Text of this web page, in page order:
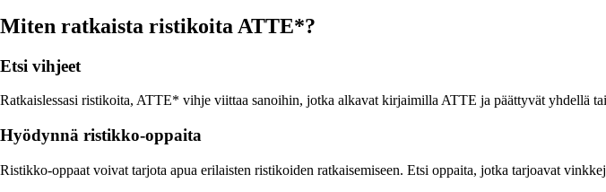
Miten ratkaista ristikoita ATTE*?
Etsi vihjeet
Ratkaislessasi ristikoita, ATTE* vihje viittaa sanoihin, jotka alkavat kirjaimilla ATTE ja päättyvät yhdellä
Hyödynnä ristikko-oppaita
Ristikko-oppaat voivat tarjota apua erilaisten ristikoiden ratkaisemiseen. Etsi oppaita, jotka tarjoavat